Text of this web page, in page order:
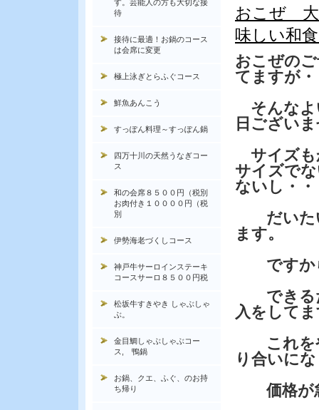
おこぜ 大
味しい和
おこぜの
てますが・
そんなよ
日ござい
サイズも
サイズで
ないし・・
だいた
ます。
ですから
できる
入をして
これを
り合いに
価格が
す。芸能人の方も大切な接
待
接待に最適！お鍋のコース
は会席に変更
極上泳ぎとらふぐコース
鮮魚あんこう
すっぽん料理～すっぽん鍋
四万十川の天然うなぎコー
ス
和の会席８５００円（税別
お肉付き１００００円（税
別
伊勢海老づくしコース
神戸牛サーロインステーキ
コースサーロ８５００円税
松坂牛すきやき しゃぶしゃ
ぶ。
金目鯛しゃぶしゃぶコー
ス, 鴨鍋
お鍋、クエ、ふぐ、のお持
ち帰り